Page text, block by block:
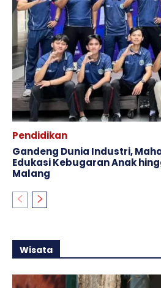
Pendidikan
Gandeng Dunia Industri,
Edukasi Kebugaran Anak
Malang
Wisata